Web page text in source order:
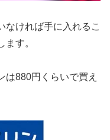
なければ手に入れるこ
す。
は880円くらいで買え